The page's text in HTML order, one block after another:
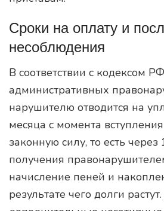
Сроки на оплату и
несоблюдения
В соответствии с кодексом
административных
нарушителю отводится на
месяца с момента
законную силу, то есть
получения
начисление пеней и
результате чего долги